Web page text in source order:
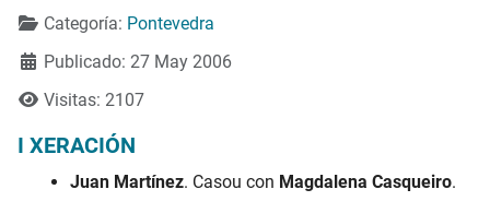
Categoría: Pontevedra
Publicado: 27 May 2006
Visitas: 2107
I XERACIÓN
Juan Martínez. Casou con Magdalena Casqueiro.